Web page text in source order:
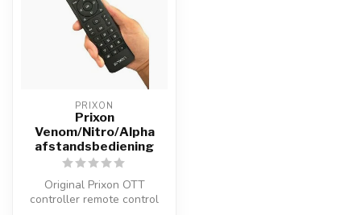
PRIXON
Prixon
Venom/Nitro/Alpha
afstandsbediening
Original Prixon OTT
controller remote control